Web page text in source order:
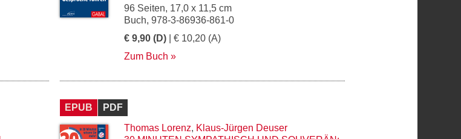
96 Seiten, 17,0 x 11,5 cm
Buch, 978-3-86936-861-0
€ 9,90 (D) | € 10,20 (A)
Zum Buch
EPUB
PDF
Thomas Lorenz, Klaus-Jürgen Deuser